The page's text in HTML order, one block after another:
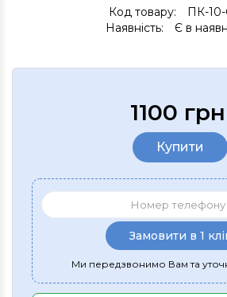
Код товару:
ПК-
Наявність:
Є в
1100 грн
Купити
Замовити в 1
Ми передзвонимо Вам та